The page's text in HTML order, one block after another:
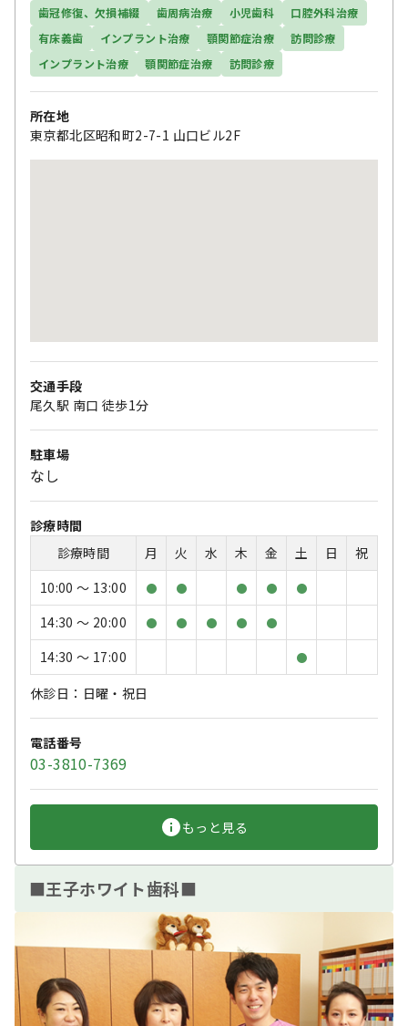
歯冠修復、欠損補綴 歯周病治療 小児歯科
口腔外科治療
有床義歯
インプラント治療 顎関節症治療
訪問診療
インプラント治療
顎関節症治療 訪問診療
所在地
東京都北区昭和町2-7-1 山口ビル2F
交通手段
尾久駅 南口 徒歩1分
駐車場
なし
診療時間
診療時間
月 火 水 木 金 土 日
祝
10:00 〜 13:00
● ● ● ● ●
14:30 〜 20:00 ● ● ● ● ●
14:30 〜 17:00 ●
休診日：日曜・祝日
電話番号
03-3810-7369
もっと見る
■王子ホワイト歯科■